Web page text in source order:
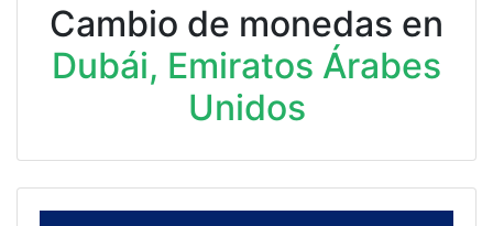
Cambio de monedas en
Dubái, Emiratos Árabes
Unidos